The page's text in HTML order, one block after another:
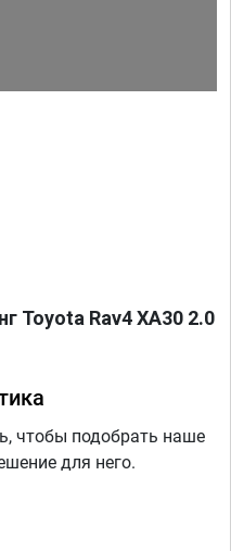
Toyota Rav4 XA30 2.0
чтобы подобрать наше
для него.